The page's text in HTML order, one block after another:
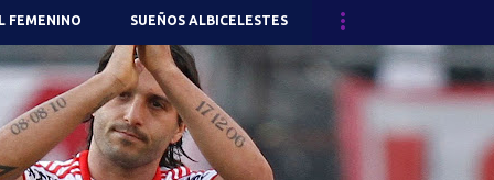
FEMENINO SUEÑOS ALBICELESTES
RIVER PLATE